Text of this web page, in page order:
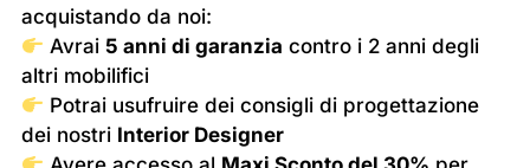
acquistando da noi:
Avrai 5 anni di garanzia contro i 2 anni degli
altri mobilifici
Potrai usufruire dei consigli di progettazione
dei nostri Interior Designer